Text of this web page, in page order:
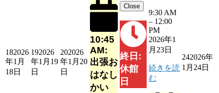
182026
年1月
18日
192026
年1月19
日
202026
年1月20
日
10:45
AM:
出張お
はなし
かい
Close
終日:
休館
日
9:30 AM
– 12:00
PM
2026年1
月23日
続きを読
む
242026年
1月24日